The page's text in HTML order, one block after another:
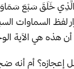
لفظ السماوات
هذه هي الآية
إعجازه؟ أم أنه